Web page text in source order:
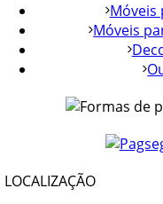
Móveis
Móveis
LOCALIZAÇÃO